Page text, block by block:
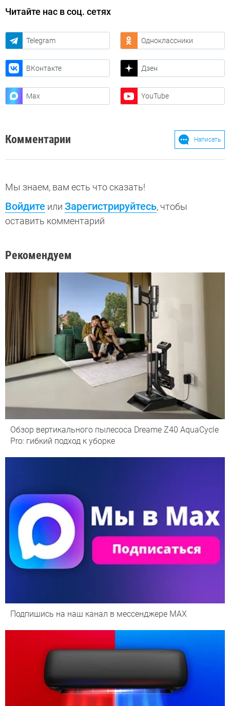
Читайте нас в соц. сетях
Telegram Одноклассники
ВКонтакте Дзен
Max YouTube
Комментарии Написать
Мы знаем, вам есть что сказать!
Войдите или Зарегистрируйтесь, чтобы
оставить комментарий
Рекомендуем
Обзор вертикального пылесоса Dreame Z40 AquaCycle
Pro: гибкий подход к уборке
Подпишись на наш канал в мессенджере МАХ